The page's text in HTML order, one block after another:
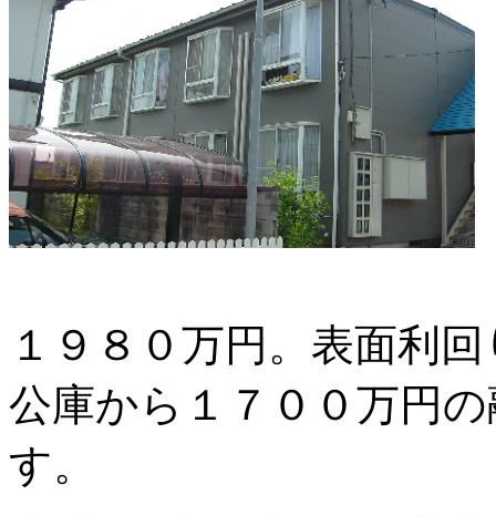
１９８０万円。表面利
公庫から１７００万円
す。